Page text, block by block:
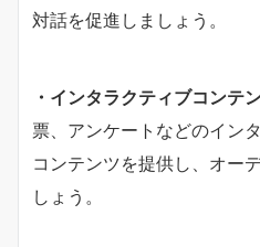
対話を促進しましょう。
・インタラクティブコンテ
票、アンケートなどのイン
コンテンツを提供し、オー
しょう。